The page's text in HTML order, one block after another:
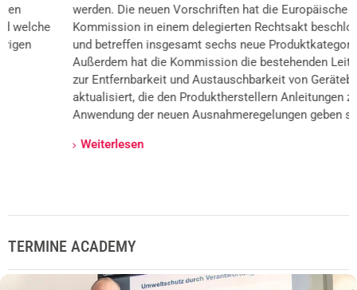
werden. Die neuen Vorschriften hat die Europäische
Kommission in einem delegierten Rechtsakt beschlossen
und betreffen insgesamt sechs neue Produktkategorien.
Außerdem hat die Kommission die bestehenden Leitlinien
zur Entfernbarkeit und Austauschbarkeit von Gerätebatterien
aktualisiert, die den Produktherstellern Anleitungen zur
Anwendung der neuen Ausnahmeregelungen geben sollen.
Weiterlesen
TERMINE ACADEMY